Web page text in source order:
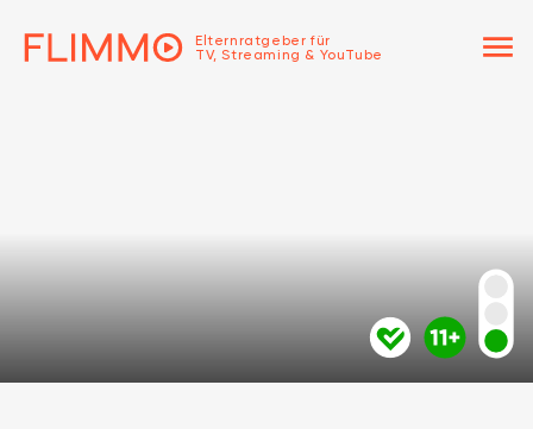
Elternratgeber für
TV, Streaming & YouTube
menu